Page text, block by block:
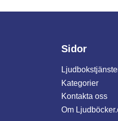
Sidor
Kategorier
Kontakta oss
Om